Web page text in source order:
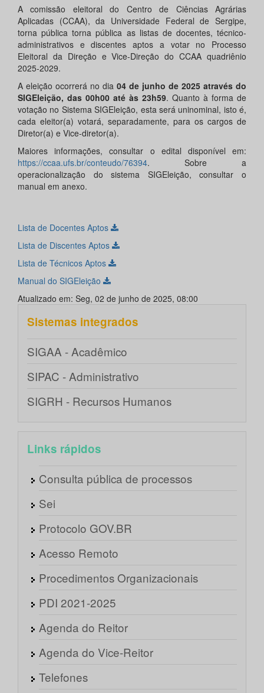
A comissão eleitoral do Centro de Ciências Agrárias
Aplicadas (CCAA), da Universidade Federal de Sergipe,
torna pública torna pública as listas de docentes, técnico-
administrativos e discentes aptos a votar no Processo
Eleitoral da Direção e Vice-Direção do CCAA quadriênio
2025-2029.
A eleição ocorrerá no dia 04 de junho de 2025 através do
SIGEleição, das 00h00 até às 23h59. Quanto à forma de
votação no Sistema SIGEleição, esta será uninominal, isto é,
cada eleitor(a) votará, separadamente, para os cargos de
Diretor(a) e Vice-diretor(a).
Maiores informações, consultar o edital disponível em:
https://ccaa.ufs.br/conteudo/76394. Sobre a
operacionalização do sistema SIGEleição, consultar o
manual em anexo.
Lista de Docentes Aptos
Lista de Discentes Aptos
Lista de Técnicos Aptos
Manual do SIGEleição
Atualizado em: Seg, 02 de junho de 2025, 08:00
Sistemas integrados
SIGAA - Acadêmico
SIPAC - Administrativo
SIGRH - Recursos Humanos
Links rápidos
Consulta pública de processos
Sei
Protocolo GOV.BR
Acesso Remoto
Procedimentos Organizacionais
PDI 2021-2025
Agenda do Reitor
Agenda do Vice-Reitor
Telefones